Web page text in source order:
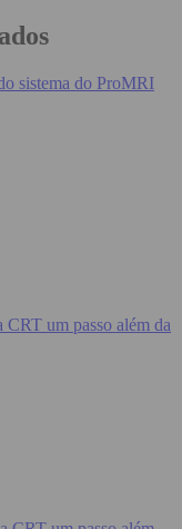
sistema do ProMRI
um passo além da